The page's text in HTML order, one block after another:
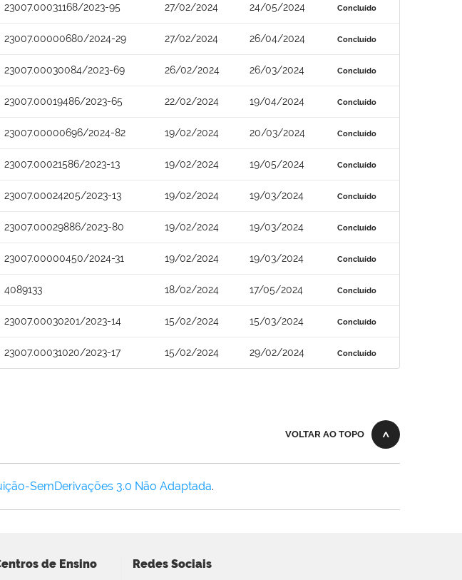
23007.00031168/2023-95 27/02/2024 24/05/2024 Concluído
23007.00000680/2024-29 27/02/2024 26/04/2024 Concluído
23007.00030084/2023-69 26/02/2024 26/03/2024 Concluído
23007.00019486/2023-65 22/02/2024 19/04/2024 Concluído
23007.00000696/2024-82 19/02/2024 20/03/2024 Concluído
23007.00021586/2023-13 19/02/2024 19/05/2024 Concluído
23007.00024205/2023-13 19/02/2024 19/03/2024 Concluído
23007.00029886/2023-80 19/02/2024 19/03/2024 Concluído
23007.00000450/2024-31 19/02/2024 19/03/2024 Concluído
4089133 18/02/2024 17/05/2024 Concluído
23007.00030201/2023-14 15/02/2024 15/03/2024 Concluído
23007.00031020/2023-17 15/02/2024 29/02/2024 Concluído
VOLTAR AO TOPO
SemDerivações 3.0 Não Adaptada.
de Ensino Redes Sociais